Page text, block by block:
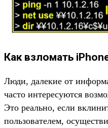
Как взломать
Люди, далекие от
часто интересуются
Это реально, если
пользователем,